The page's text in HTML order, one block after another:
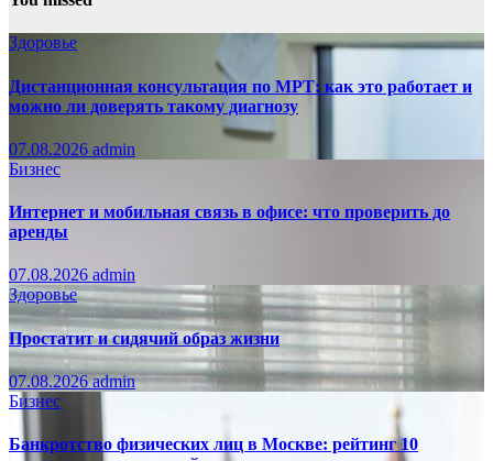
Здоровье
Дистанционная консультация по МРТ: как это работает и
можно ли доверять такому диагнозу
07.08.2026 admin
Бизнес
Интернет и мобильная связь в офисе: что проверить до
аренды
07.08.2026 admin
Здоровье
Простатит и сидячий образ жизни
07.08.2026admin
Бизнес
Банкротство физических лиц в Москве: рейтинг 10